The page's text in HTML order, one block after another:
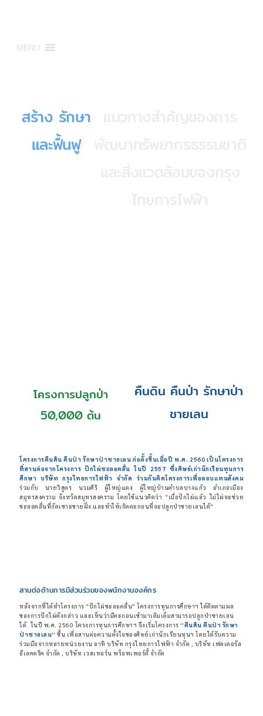
MENU
สร้าง รักษา
และฟื้นฟู
โครงการปลูกป่า
50,000 ต้น
คืนดิน คืนป่า รักษาป่า
ชายเลน
โครงการคืนดิน คืนป่า รักษาป่าชายเลน ก่อตั้งขึ้นเมื่อปี พ.ศ. 2560 เป็นโครงการ
ที่สานต่อจากโครงการ ปักไผ่ชะลอคลื่น ในปี 2557 ซึ่งศิษย์เก่านักเรียนทุนการ
ศึกษา บริษัท กรุงไทยการไฟฟ้า จำกัด ร่วมกันคิดโครงการเพื่อตอบแทนสังคม
ร่วมกับ นายวิสูตร นวมศิริ ผู้ใหญ่แดง ผู้ใหญ่บ้านตำบลบางแก้ว อำเภอเมือง
สมุทรสงคราม จังหวัดสมุทรสงคราม โดยใช้แนวคิดว่า “เมื่อปักไผ่แล้ว ไม่ไผ่จะช่วย
ชะลอคลื่นที่กัดเซาะชายฝั่ง และทำให้เกิดตะกอนที่จะปลูกป่าชายเลนได้”
สานต่อด้านการมีส่วนร่วมของพนักงานองค์กร
หลังจากที่ได้ทำโครงการ “ปักไผ่ชะลอคลื่น” โครงการทุนการศึกษาฯ ได้ติดตามผล
ของการปักไผ่ดังกล่าว และเห็นว่ามีตะกอนเข้ามาเติมเต็มสามารถปลูกป่าชายเลน
ได้ ในปี พ.ศ. 2560 โครงการทุนการศึกษาฯ จึงเริ่มโครงการ “คืนดิน คืนป่า รักษา
ป่าชายเลน” ขึ้น เพื่อสานต่อความตั้งใจของศิษย์เก่านักเรียนทุนฯ โดยได้รับความ
ร่วมมือจากหลายหน่วยงาน อาทิ บริษัท กรุงไทยการไฟฟ้า จำกัด , บริษัท เฟดเดอรัล
อีเลคตริค จำกัด , บริษัท เวสเทอร์น พร็อพเพอร์ตี้ จำกัด